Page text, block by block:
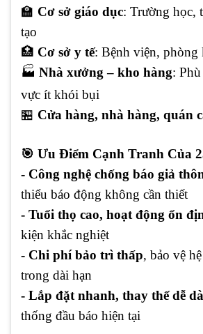
🏫 Cơ sở giáo dục: Trường học,
tạo
🏥 Cơ sở y tế: Bệnh viện, phòng
🏭 Nhà xưởng – kho hàng:
vực ít khói bụi
🏪 Cửa hàng, nhà hàng, quán
🎯 Ưu Điểm Cạnh Tranh Của
- Công nghệ chống báo giả
thiểu báo động không cần thiết
- Tuổi thọ cao, hoạt động ổn
kiện khắc nghiệt
- Chi phí bảo trì thấp, bảo vệ
trong dài hạn
- Lắp đặt nhanh, thay thế dễ
thống đầu báo hiện tại